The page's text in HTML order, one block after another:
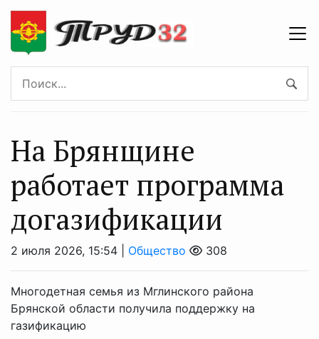
На Брянщине
работает программа
догазификации
2 июля 2026, 15:54 | Общество 308
Многодетная семья из Мглинского района
Брянской области получила поддержку на
газификацию